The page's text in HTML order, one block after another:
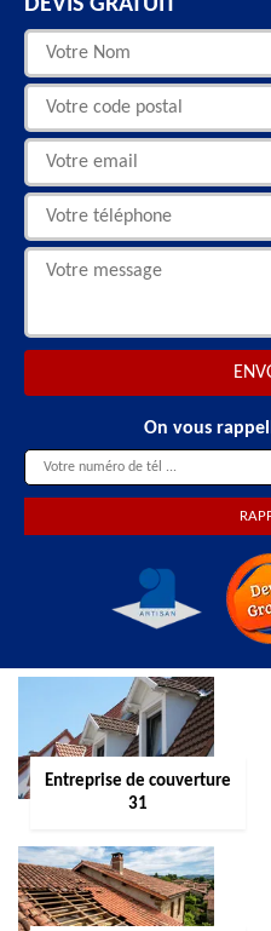
DEVIS GRATUIT
On vous
Entreprise de couverture
31